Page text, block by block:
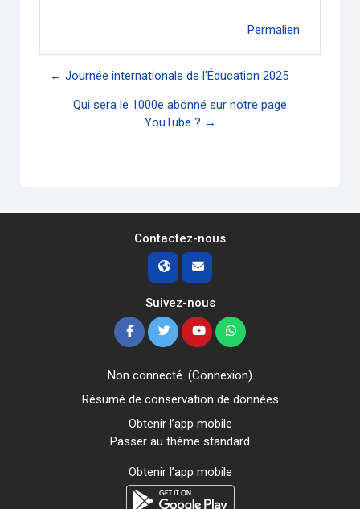
Permalien
← Journée internationale de l'Éducation 2025
Qui sera le 1000e abonné sur notre page
YouTube ? →
Contactez-nous
Suivez-nous
Non connecté. (Connexion)
Résumé de conservation de données
Obtenir l’app mobile
Passer au thème standard
Obtenir l’app mobile